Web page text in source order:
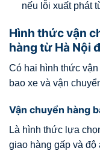
nếu lỗi xuất phát
Hình thức vận
hàng từ Hà Nội
Có hai hình thức
bao xe và vận
Vận chuyển hàng
Là hình thức lựa
giao hàng gấp và độ